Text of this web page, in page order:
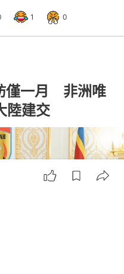
1 0
僅一月 非洲唯
陸建交